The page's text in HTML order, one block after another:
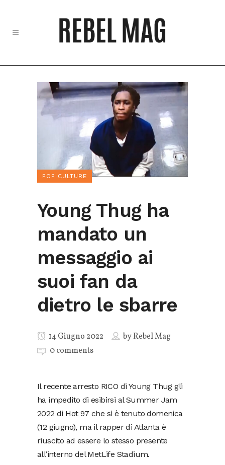
POP CULTURE
Young Thug ha
mandato un
messaggio ai
suoi fan da
dietro le sbarre
14 Giugno 2022 byRebel Mag
0 comments
Il recente arresto RICO di Young Thug gli
ha impedito di esibirsi al Summer Jam
2022 di Hot 97 che si è tenuto domenica
(12 giugno), ma il rapper di Atlanta è
riuscito ad essere lo stesso presente
all’interno del MetLife Stadium.